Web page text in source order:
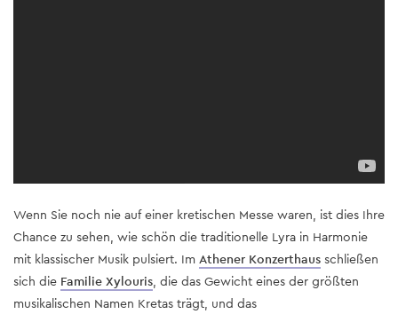
Wenn Sie noch nie auf einer kretischen Messe waren, ist dies Ihre
Chance zu sehen, wie schön die traditionelle Lyra in Harmonie
mit klassischer Musik pulsiert. Im Athener Konzerthaus schließen
sich die Familie Xylouris, die das Gewicht eines der größten
musikalischen Namen Kretas trägt, und das